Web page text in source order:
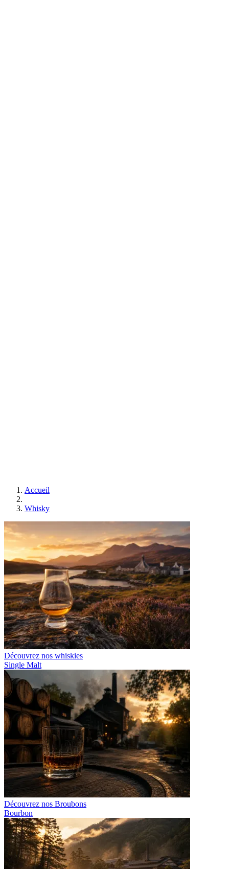
Accueil
Whisky
Découvrez nos whiskies
Single Malt
Découvrez nos Broubons
Bourbon